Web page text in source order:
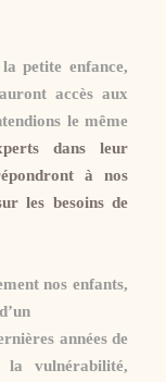
petite enfance,
accès aux
le même
dans leur
à nos
les besoins de
nos enfants,
années de
la vulnérabilité,